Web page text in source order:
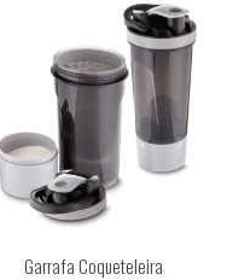
Garrafa Coqueteleira